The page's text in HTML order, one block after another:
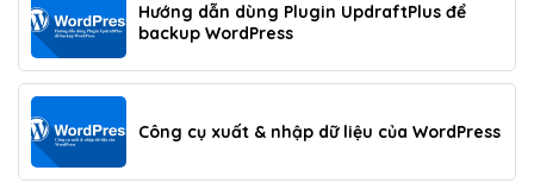
Hướng dẫn dùng Plugin UpdraftPlus để
backup WordPress
Công cụ xuất & nhập dữ liệu của WordPress